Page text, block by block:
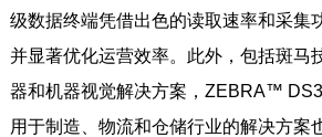
级数据终端凭借出色的读取速率和采集
并显著优化运营效率。此外，包括斑马
器和机器视觉解决方案，ZEBRA™
用于制造、物流和仓储行业的解决方案